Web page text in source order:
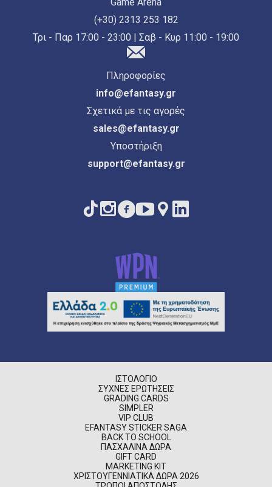
(+30) 2313 253 182
Τρι - Παρ 17:00 - 23:00 | Σαβ - Κυρ 11:00 - 19:00
Πληροφορίες
info@efantasy.gr
Σχετικά με τις αγορές
sales@efantasy.gr
Υποστήριξη
support@efantasy.gr
ΙΣΤΟΛΌΓΙΟ
ΣΥΧΝΈΣ ΕΡΩΤΉΣΕΙΣ
GRADING CARDS
SIMPLER
VIP CLUB
EFANTASY STICKER SAGA
BACK TO SCHOOL
ΠΑΣΧΑΛΙΝΆ ΔΏΡΑ
GIFT CARD
MARKETING KIT
ΧΡΙΣΤΟΥΓΕΝΝΙΆΤΙΚΑ ΔΏΡΑ 2026